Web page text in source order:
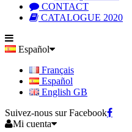
CONTACT
CATALOGUE 2020
Español
Français
Español
English GB
Suivez-nous sur Facebook
Mi cuenta